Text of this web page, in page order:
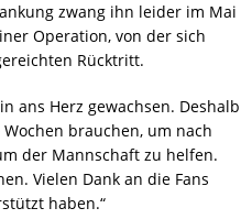
zwang ihn leider im Mai
Operation, von der sich
Rücktritt.
ans Herz gewachsen. Deshalb
brauchen, um nach
der Mannschaft zu helfen.
Vielen Dank an die Fans
haben.“